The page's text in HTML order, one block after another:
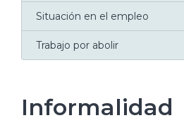
Situación en el empleo
Trabajo por abolir
Informalidad